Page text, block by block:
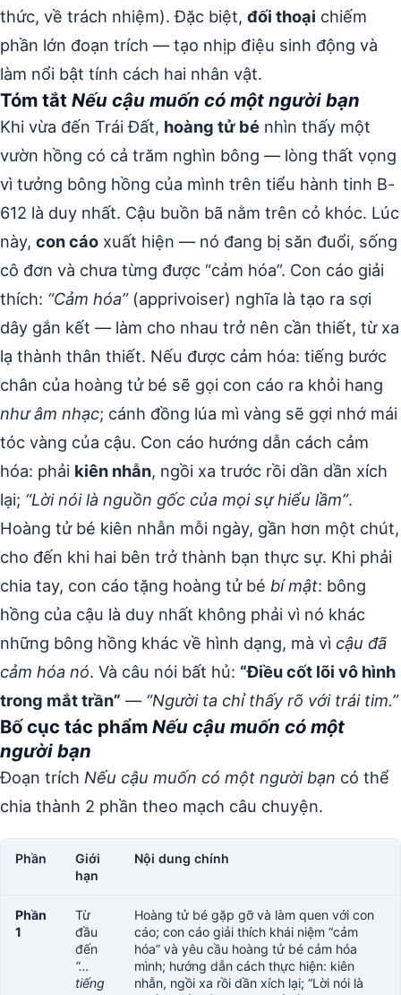
thức, về trách nhiệm). Đặc biệt, đối thoại chiếm
phần lớn đoạn trích — tạo nhịp điệu sinh động và
làm nổi bật tính cách hai nhân vật.
Tóm tắt Nếu cậu muốn có một người bạn
Khi vừa đến Trái Đất, hoàng tử bé nhìn thấy một
vườn hồng có cả trăm nghìn bông — lòng thất vọng
vì tưởng bông hồng của mình trên tiểu hành tinh B-
612 là duy nhất. Cậu buồn bã nằm trên cỏ khóc. Lúc
này, con cáo xuất hiện — nó đang bị săn đuổi, sống
cô đơn và chưa từng được “cảm hóa”. Con cáo giải
thích: “Cảm hóa”(apprivoiser) nghĩa là tạo ra sợi
dây gắn kết — làm cho nhau trở nên cần thiết, từ xa
lạ thành thân thiết. Nếu được cảm hóa: tiếng bước
chân của hoàng tử bé sẽ gọi con cáo ra khỏi hang
như âm nhạc; cánh đồng lúa mì vàng sẽ gợi nhớ mái
tóc vàng của cậu. Con cáo hướng dẫn cách cảm
hóa: phải kiên nhẫn, ngồi xa trước rồi dần dần xích
lại; “Lời nói là nguồn gốc của mọi sự hiểu lầm”.
Hoàng tử bé kiên nhẫn mỗi ngày, gần hơn một chút,
cho đến khi hai bên trở thành bạn thực sự. Khi phải
chia tay, con cáo tặng hoàng tử bé bí mật: bông
hồng của cậu là duy nhất không phải vì nó khác
những bông hồng khác về hình dạng, mà vì cậu đã
cảm hóa nó. Và câu nói bất hủ: “Điều cốt lõi vô hình
trong mắt trần” — “Người ta chỉ thấy rõ với trái tim.”
Bố cục tác phẩm Nếu cậu muốn có một
người bạn
Đoạn trích Nếu cậu muốn có một người bạn có thể
chia thành 2 phần theo mạch câu chuyện.
Phần
Giới
hạn
Nội dung chính
Phần
1
Từ
đầu
đến
“…
tiếng
Hoàng tử bé gặp gỡ và làm quen với con
cáo; con cáo giải thích khái niệm “cảm
hóa” và yêu cầu hoàng tử bé cảm hóa
mình; hướng dẫn cách thực hiện: kiên
nhẫn, ngồi xa rồi dần xích lại; “Lời nói là